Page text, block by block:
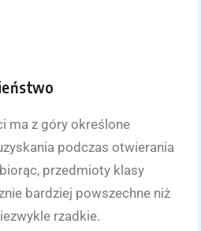
ma z góry określone
podczas otwierania
przedmioty klasy
bardziej powszechne niż
rzadkie.